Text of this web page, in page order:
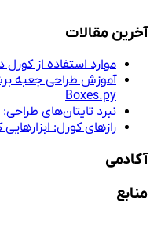
آخرین مقالات
موارد استفاده از کورل
Boxes.py
نبرد تایتان‌های طراحی:
رازهای کورل:
آکادمی
منابع